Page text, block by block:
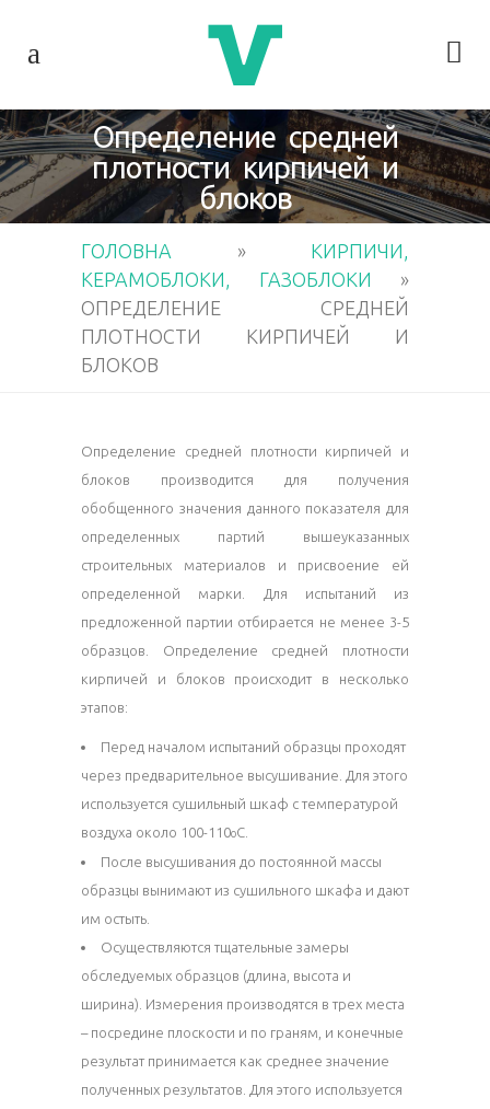
Определение средней
плотности кирпичей и
блоков
ГОЛОВНА » КИРПИЧИ,
КЕРАМОБЛОКИ, ГАЗОБЛОКИ »
ОПРЕДЕЛЕНИЕ СРЕДНЕЙ
ПЛОТНОСТИ КИРПИЧЕЙ И
БЛОКОВ
Определение средней плотности кирпичей и
блоков производится для получения
обобщенного значения данного показателя для
определенных партий вышеуказанных
строительных материалов и присвоение ей
определенной марки. Для испытаний из
предложенной партии отбирается не менее 3-5
образцов. Определение средней плотности
кирпичей и блоков происходит в несколько
этапов:
Перед началом испытаний образцы проходят
через предварительное высушивание. Для этого
используется сушильный шкаф с температурой
воздуха около 100-110оС.
После высушивания до постоянной массы
образцы вынимают из сушильного шкафа и дают
им остыть.
Осуществляются тщательные замеры
обследуемых образцов (длина, высота и
ширина). Измерения производятся в трех места
– посредине плоскости и по граням, и конечные
результат принимается как среднее значение
полученных результатов. Для этого используется